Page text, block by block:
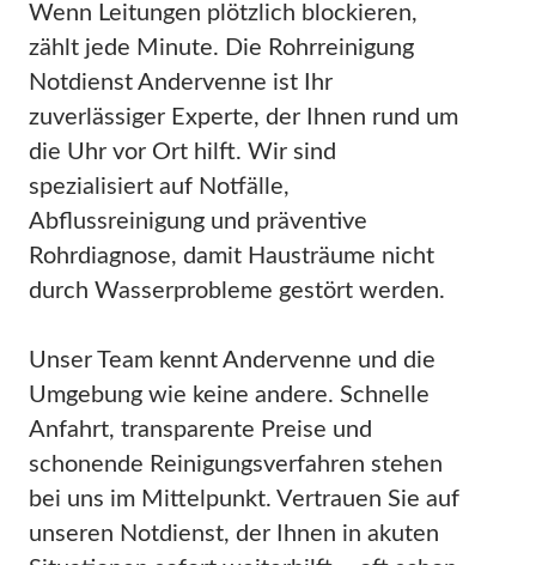
Wenn Leitungen plötzlich blockieren,
zählt jede Minute. Die Rohrreinigung
Notdienst Andervenne ist Ihr
zuverlässiger Experte, der Ihnen rund um
die Uhr vor Ort hilft. Wir sind
spezialisiert auf Notfälle,
Abflussreinigung und präventive
Rohrdiagnose, damit Hausträume nicht
durch Wasserprobleme gestört werden.
Unser Team kennt Andervenne und die
Umgebung wie keine andere. Schnelle
Anfahrt, transparente Preise und
schonende Reinigungsverfahren stehen
bei uns im Mittelpunkt. Vertrauen Sie auf
unseren Notdienst, der Ihnen in akuten